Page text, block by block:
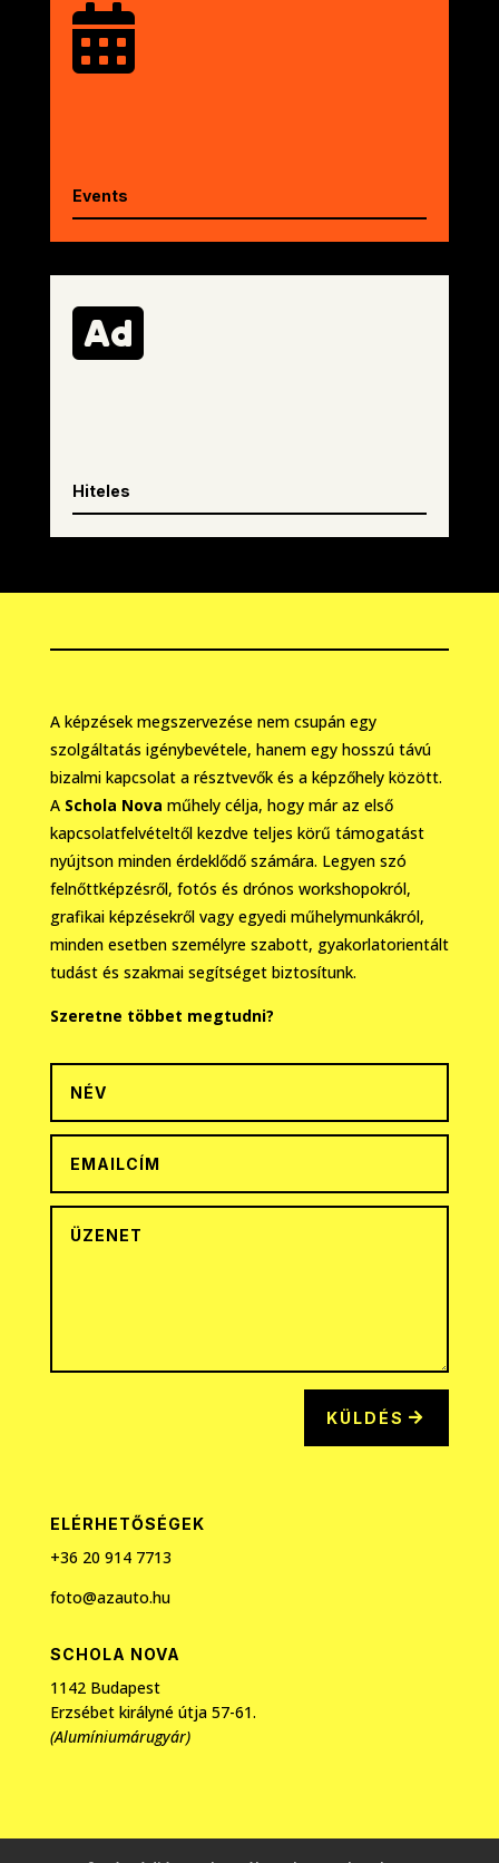

Events

Hiteles
A képzések megszervezése nem csupán egy
szolgáltatás igénybevétele, hanem egy hosszú távú
bizalmi kapcsolat a résztvevők és a képzőhely között.
A Schola Nova műhely célja, hogy már az első
kapcsolatfelvételtől kezdve teljes körű támogatást
nyújtson minden érdeklődő számára. Legyen szó
felnőttképzésről, fotós és drónos workshopokról,
grafikai képzésekről vagy egyedi műhelymunkákról,
minden esetben személyre szabott, gyakorlatorientált
tudást és szakmai segítséget biztosítunk.
Szeretne többet megtudni?
KÜLDÉS
ELÉRHETŐSÉGEK
+36 20 914 7713
foto@azauto.hu
SCHOLA NOVA
1142 Budapest
Erzsébet királyné útja 57-61.
(Alumíniumárugyár)